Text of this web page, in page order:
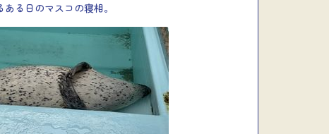
る日のマスコの寝相。